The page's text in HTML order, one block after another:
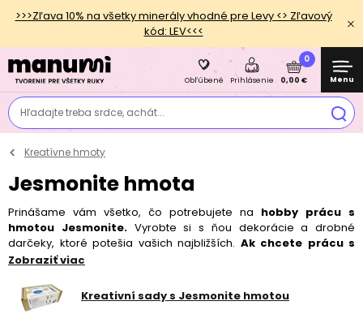
>>>Zľava 10% na všetky minerály vhodné pre Levy <> Zľavový
kód: LEV<<<
Hľadajte treba srdce, achát...
Obľúbené Prihlásenie
0
0,00 € Menu
Kreatívne hmoty
Jesmonite hmota
Prinášame vám všetko, čo potrebujete na hobby prácu s
hmotou Jesmonite.Vyrobte si s ňou dekorácie a drobné
darčeky, ktoré potešia vašich najbližších. Ak chcete prácu s
Jesmonite vyskúšať, siahnite po
a širokú ponukusilikónových foriem
. Svoje výrobky ľahko
prispôsobíte svojmu štýlu pomocoufarebných pigmentov
Zobraziť viac
Kreativní sady s Jesmonite hmotou